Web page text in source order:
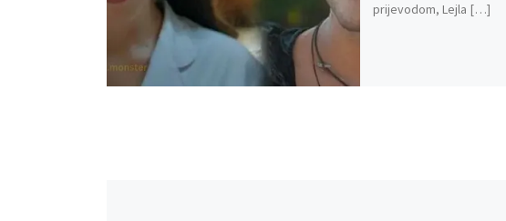
prijevodom, Lejla […]